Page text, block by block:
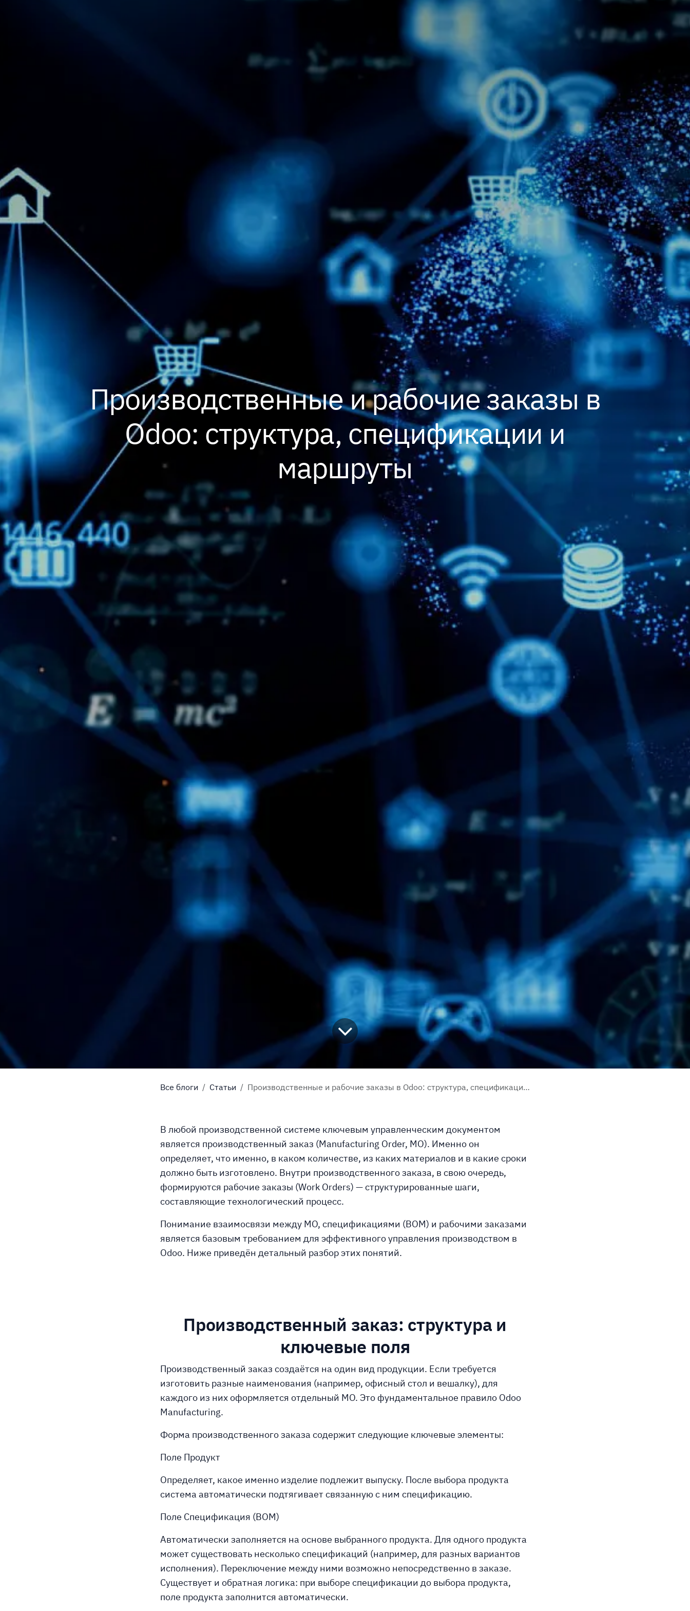
Производственные и рабочие заказы в
Odoo: структура, спецификации и
маршруты
Все блоги Статьи Производственные и рабочие заказы в Odoo: структура, спецификации и маршруты
В любой производственной системе ключевым управленческим документом
является производственный заказ (Manufacturing Order, МО). Именно он
определяет, что именно, в каком количестве, из каких материалов и в какие сроки
должно быть изготовлено. Внутри производственного заказа, в свою очередь,
формируются рабочие заказы (Work Orders) — структурированные шаги,
составляющие технологический процесс.
Понимание взаимосвязи между МО, спецификациями (BOM) и рабочими заказами
является базовым требованием для эффективного управления производством в
Odoo. Ниже приведён детальный разбор этих понятий.
Производственный заказ: структура и
ключевые поля
Производственный заказ создаётся на один вид продукции. Если требуется
изготовить разные наименования (например, офисный стол и вешалку), для
каждого из них оформляется отдельный МО. Это фундаментальное правило Odoo
Manufacturing.
Форма производственного заказа содержит следующие ключевые элементы:
Поле Продукт
Определяет, какое именно изделие подлежит выпуску. После выбора продукта
система автоматически подтягивает связанную с ним спецификацию.
Поле Спецификация (BOM)
Автоматически заполняется на основе выбранного продукта. Для одного продукта
может существовать несколько спецификаций (например, для разных вариантов
исполнения). Переключение между ними возможно непосредственно в заказе.
Существует и обратная логика: при выборе спецификации до выбора продукта,
поле продукта заполнится автоматически.